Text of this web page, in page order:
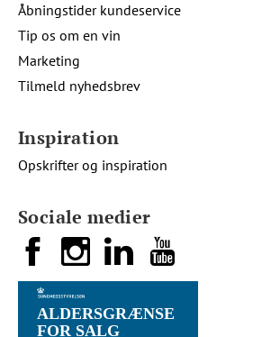
Sociale medier
Åbningstider kundeservice
Tip os om en vin
Marketing
Tilmeld nyhedsbrev
Inspiration
Opskrifter og inspiration